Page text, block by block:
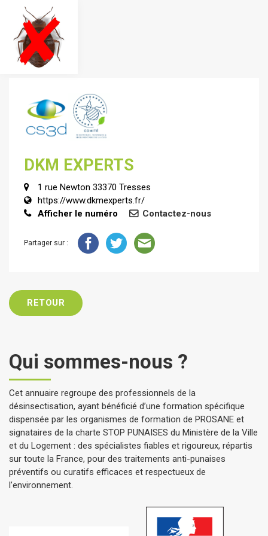
DKM EXPERTS
1 rue Newton 33370 Tresses
https://www.dkmexperts.fr/
Afficher le numéro
Contactez-nous
Partager sur :
RETOUR
Qui sommes-nous ?
Cet annuaire regroupe des professionnels de la
désinsectisation, ayant bénéficié d’une formation spécifique
dispensée par les organismes de formation de PROSANE et
signataires de la charte STOP PUNAISES du Ministère de la Ville
et du Logement : des spécialistes fiables et rigoureux, répartis
sur toute la France, pour des traitements anti-punaises
préventifs ou curatifs efficaces et respectueux de
l’environnement.